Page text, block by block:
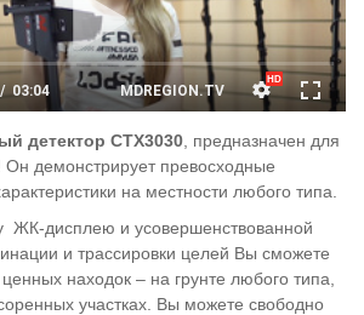
детектор CTX3030 , предназначен для
демонстрирует превосходные
на местности любого типа.
ЖК-дисплею и усовершенствованной
и трассировки целей Вы сможете
находок – на грунте любого типа,
участках. Вы можете свободно